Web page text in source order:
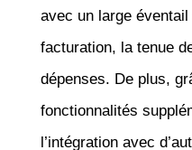
avec un large éventail
facturation, la tenue
dépenses. De plus,
fonctionnalités
l’intégration avec